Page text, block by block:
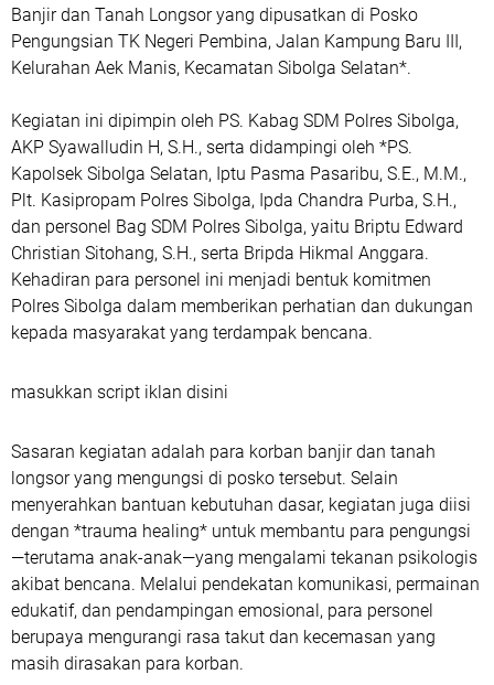
Banjir dan Tanah Longsor yang dipusatkan di Posko
Pengungsian TK Negeri Pembina, Jalan Kampung Baru III,
Kelurahan Aek Manis, Kecamatan Sibolga Selatan*.
Kegiatan ini dipimpin oleh PS. Kabag SDM Polres Sibolga,
AKP Syawalludin H, S.H., serta didampingi oleh *PS.
Kapolsek Sibolga Selatan, Iptu Pasma Pasaribu, S.E., M.M.,
Plt. Kasipropam Polres Sibolga, Ipda Chandra Purba, S.H.,
dan personel Bag SDM Polres Sibolga, yaitu Briptu Edward
Christian Sitohang, S.H., serta Bripda Hikmal Anggara.
Kehadiran para personel ini menjadi bentuk komitmen
Polres Sibolga dalam memberikan perhatian dan dukungan
kepada masyarakat yang terdampak bencana.
masukkan script iklan disini
Sasaran kegiatan adalah para korban banjir dan tanah
longsor yang mengungsi di posko tersebut. Selain
menyerahkan bantuan kebutuhan dasar, kegiatan juga diisi
dengan *trauma healing* untuk membantu para pengungsi
—terutama anak-anak—yang mengalami tekanan psikologis
akibat bencana. Melalui pendekatan komunikasi, permainan
edukatif, dan pendampingan emosional, para personel
berupaya mengurangi rasa takut dan kecemasan yang
masih dirasakan para korban.